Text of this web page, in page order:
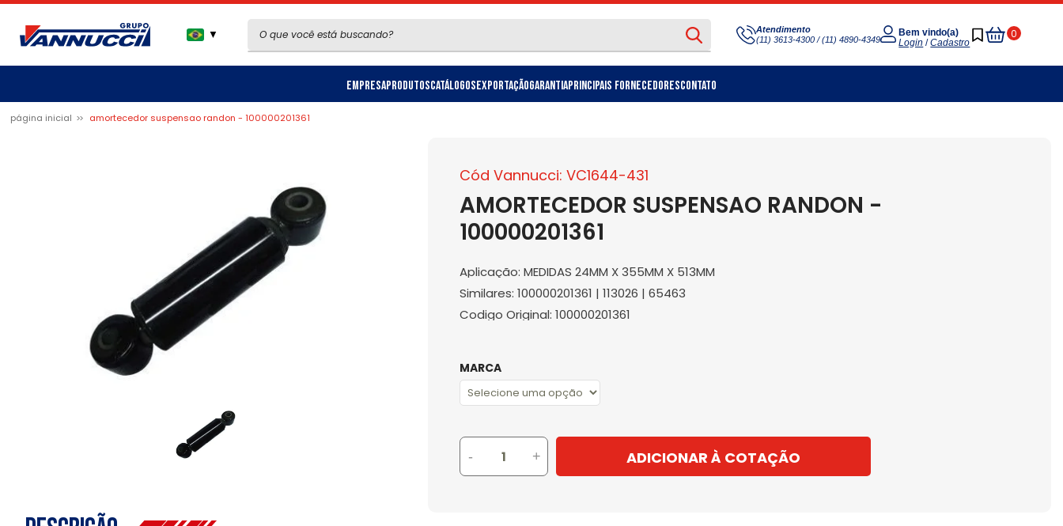
▼
Atendimento
(11) 3613-4300 / (11) 4890-4349
Bem vindo(a)
Login /Cadastro
0
Meu
Carrinho
EmpresaProdutosCatálogosExportaçãoGarantiaPrincipais FornecedoresContato
página inicial amortecedor suspensao randon - 100000201361
Cód Vannucci: VC1644-431
AMORTECEDOR SUSPENSAO RANDON -
100000201361
Aplicação: MEDIDAS 24MM X 355MM X 513MM
Similares: 100000201361 | 113026 | 65463
Codigo Original: 100000201361
MARCA
- + ADICIONAR À COTAÇÃO